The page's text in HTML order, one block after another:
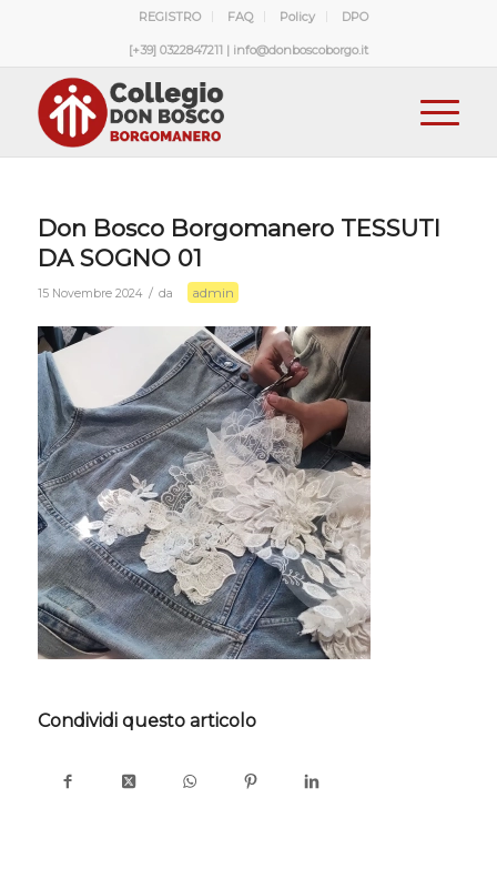
REGISTRO FAQ Policy DPO
[+39] 0322847211 | info@donboscoborgo.it
Don Bosco Borgomanero TESSUTI
DA SOGNO 01
15 Novembre 2024 / da admin
Condividi questo articolo